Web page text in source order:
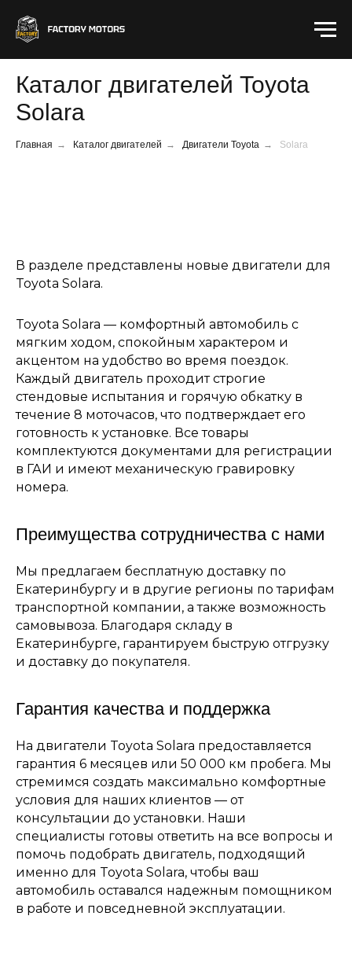
Каталог двигателей Toyota
Solara
Главная → Каталог двигателей → Двигатели Toyota → Solara
В разделе представлены новые двигатели для
Toyota Solara.
Toyota Solara — комфортный автомобиль с
мягким ходом, спокойным характером и
акцентом на удобство во время поездок.
Каждый двигатель проходит строгие
стендовые испытания и горячую обкатку в
течение 8 моточасов, что подтверждает его
готовность к установке. Все товары
комплектуются документами для регистрации
в ГАИ и имеют механическую гравировку
номера.
Преимущества сотрудничества с нами
Мы предлагаем бесплатную доставку по
Екатеринбургу и в другие регионы по тарифам
транспортной компании, а также возможность
самовывоза. Благодаря складу в
Екатеринбурге, гарантируем быструю отгрузку
и доставку до покупателя.
Гарантия качества и поддержка
На двигатели Toyota Solara предоставляется
гарантия 6 месяцев или 50 000 км пробега. Мы
стремимся создать максимально комфортные
условия для наших клиентов — от
консультации до установки. Наши
специалисты готовы ответить на все вопросы и
помочь подобрать двигатель, подходящий
именно для Toyota Solara, чтобы ваш
автомобиль оставался надежным помощником
в работе и повседневной эксплуатации.